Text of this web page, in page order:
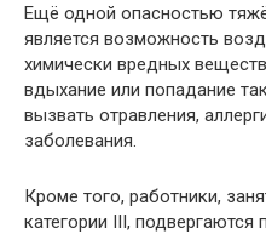
Ещё одной опасностью
является возможность
химически вредных
вдыхание или попадание
вызвать отравления,
заболевания.
Кроме того, работники,
категории III, подвергаются